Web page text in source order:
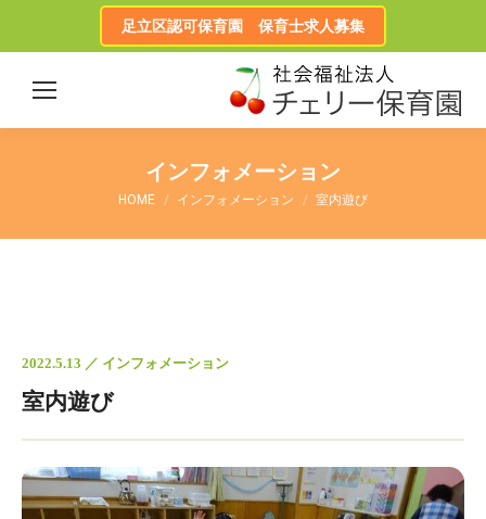
足立区認可保育園 保育士求人募集
インフォメーション
HOME インフォメーション 室内遊び
2022.5.13 ／ インフォメーション
室内遊び